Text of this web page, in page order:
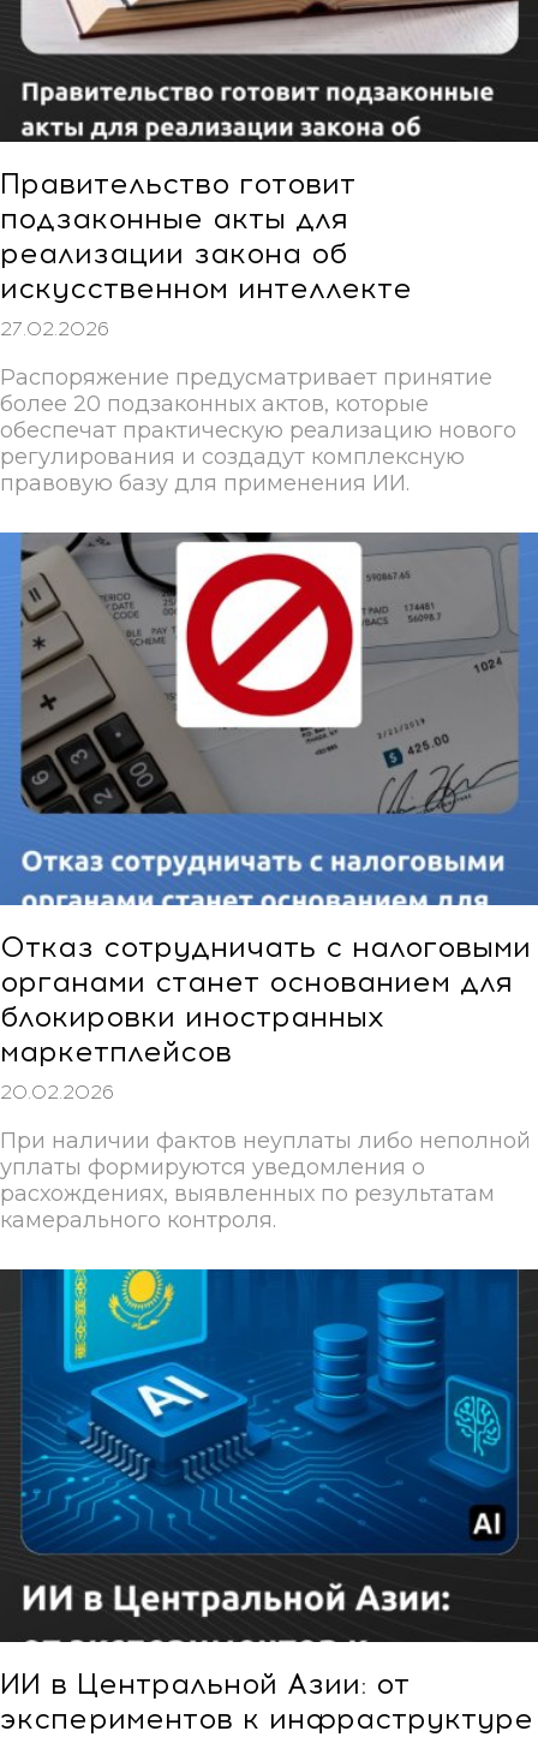
Правительство готовит
подзаконные акты для
реализации закона об
искусственном интеллекте
27.02.2026
Распоряжение предусматривает принятие
более 20 подзаконных актов, которые
обеспечат практическую реализацию нового
регулирования и создадут комплексную
правовую базу для применения ИИ.
Отказ сотрудничать с налоговыми
органами станет основанием для
блокировки иностранных
маркетплейсов
20.02.2026
При наличии фактов неуплаты либо неполной
уплаты формируются уведомления о
расхождениях, выявленных по результатам
камерального контроля.
ИИ в Центральной Азии: от
экспериментов к инфраструктуре